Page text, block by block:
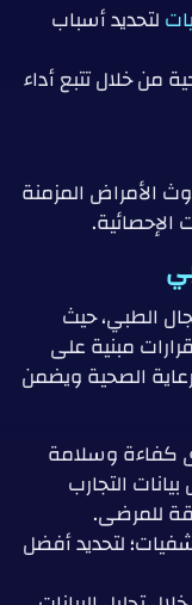
لتحديد أسباب
خلال تتبع أداء
الأمراض المزمنة
الإحصائية.
الطبي، حيث
مبنية على
الصحية ويضمن
كفاءة وسلامة
التجارب
للمرضى.
لتحديد أفضل